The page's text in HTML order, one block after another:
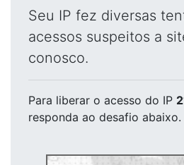
Seu IP fez diversas
acessos suspeitos a
conosco.
Para liberar o acesso do IP
responda ao desafio abaixo.